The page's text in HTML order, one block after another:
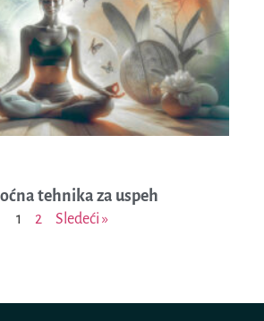
tehnika za uspeh
1 2 Sledeći »